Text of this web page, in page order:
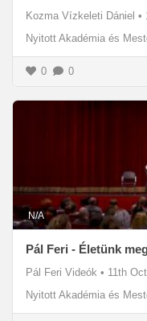
Kozma Vízkeleti Dániel •
Nyitott Akadémia és
0 0
N/A
Pál Feri - Életünk
Pál Feri Videók • 11th
Nyitott Akadémia és